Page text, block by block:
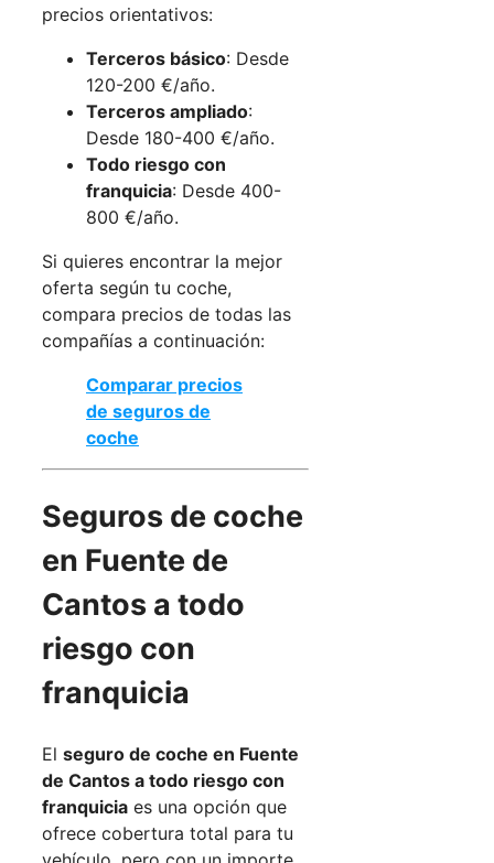
precios orientativos:
Terceros básico: Desde
120-200 €/año.
Terceros ampliado:
Desde 180-400 €/año.
Todo riesgo con
franquicia: Desde 400-
800 €/año.
Si quieres encontrar la mejor
oferta según tu coche,
compara precios de todas las
compañías a continuación:
Comparar precios
de seguros de
coche
Seguros de coche
en Fuente de
Cantos a todo
riesgo con
franquicia
El seguro de coche en Fuente
de Cantos a todo riesgo con
franquicia es una opción que
ofrece cobertura total para tu